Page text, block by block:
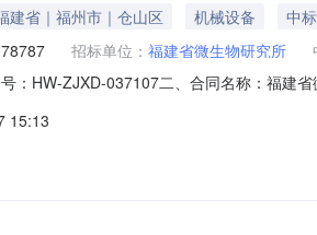
建省｜福州市｜仓山区 机械设备
中
招标单位： 福建省微生物研究所
：HW-ZJXD-037107二、合同名称：福建
国货东路邦辉新村4-5栋1层联系方式：
15:13